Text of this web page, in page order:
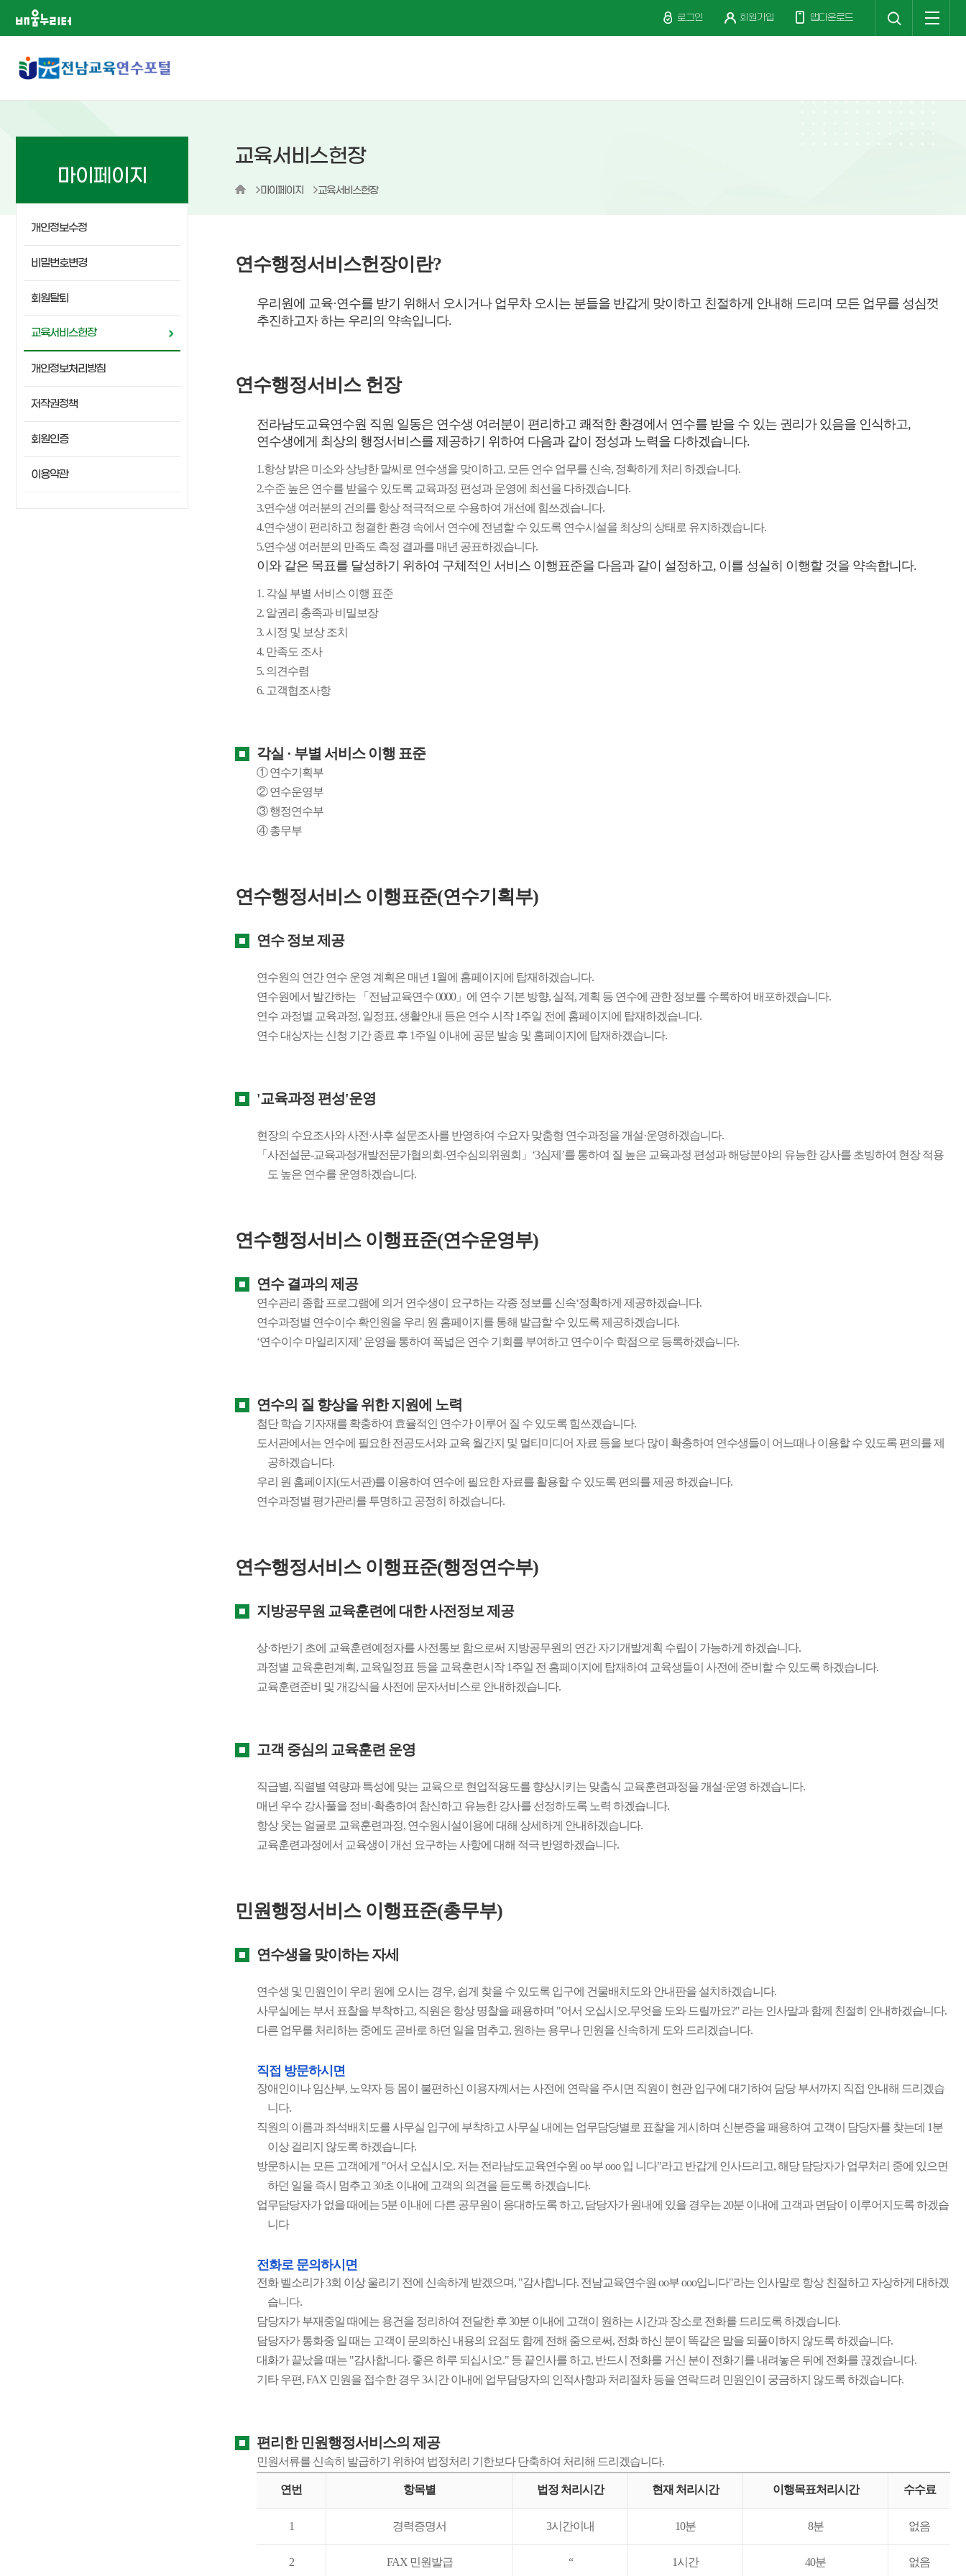
로그인 회원가입 앱다운로드
뉴
마이페이지
개인정보수정
비밀번호변경
회원탈퇴
교육서비스헌장
개인정보처리방침
저작권정책
회원인증
이용약관
교육서비스헌장
마이페이지 교육서비스헌장
연수행정서비스헌장이란?
우리원에 교육·연수를 받기 위해서 오시거나 업무차 오시는 분들을 반갑게 맞이하고 친절하게 안내해 드리며 모든 업무를 성심껏
추진하고자 하는 우리의 약속입니다.
연수행정서비스 헌장
전라남도교육연수원 직원 일동은 연수생 여러분이 편리하고 쾌적한 환경에서 연수를 받을 수 있는 권리가 있음을 인식하고,
연수생에게 최상의 행정서비스를 제공하기 위하여 다음과 같이 정성과 노력을 다하겠습니다.
1.항상 밝은 미소와 상냥한 말씨로 연수생을 맞이하고, 모든 연수 업무를 신속, 정확하게 처리 하겠습니다.
2.수준 높은 연수를 받을수 있도록 교육과정 편성과 운영에 최선을 다하겠습니다.
3.연수생 여러분의 건의를 항상 적극적으로 수용하여 개선에 힘쓰겠습니다.
4.연수생이 편리하고 청결한 환경 속에서 연수에 전념할 수 있도록 연수시설을 최상의 상태로 유지하겠습니다.
5.연수생 여러분의 만족도 측정 결과를 매년 공표하겠습니다.
이와 같은 목표를 달성하기 위하여 구체적인 서비스 이행표준을 다음과 같이 설정하고, 이를 성실히 이행할 것을 약속합니다.
1. 각실 부별 서비스 이행 표준
2. 알권리 충족과 비밀보장
3. 시정 및 보상 조치
4. 만족도 조사
5. 의견수렴
6. 고객협조사항
각실 · 부별 서비스 이행 표준
① 연수기획부
② 연수운영부
③ 행정연수부
④ 총무부
연수행정서비스 이행표준(연수기획부)
연수 정보 제공
연수원의 연간 연수 운영 계획은 매년 1월에 홈페이지에 탑재하겠습니다.
연수원에서 발간하는 「전남교육연수 0000」에 연수 기본 방향, 실적, 계획 등 연수에 관한 정보를 수록하여 배포하겠습니다.
연수 과정별 교육과정, 일정표, 생활안내 등은 연수 시작 1주일 전에 홈페이지에 탑재하겠습니다.
연수 대상자는 신청 기간 종료 후 1주일 이내에 공문 발송 및 홈페이지에 탑재하겠습니다.
'교육과정 편성'운영
현장의 수요조사와 사전·사후 설문조사를 반영하여 수요자 맞춤형 연수과정을 개설·운영하겠습니다.
「사전설문-교육과정개발전문가협의회-연수심의위원회」‘3심제’를 통하여 질 높은 교육과정 편성과 해당분야의 유능한 강사를 초빙하여 현장 적용
도 높은 연수를 운영하겠습니다.
연수행정서비스 이행표준(연수운영부)
연수 결과의 제공
연수관리 종합 프로그램에 의거 연수생이 요구하는 각종 정보를 신속‘정확하게 제공하겠습니다.
연수과정별 연수이수 확인원을 우리 원 홈페이지를 통해 발급할 수 있도록 제공하겠습니다.
‘연수이수 마일리지제’ 운영을 통하여 폭넓은 연수 기회를 부여하고 연수이수 학점으로 등록하겠습니다.
연수의 질 향상을 위한 지원에 노력
첨단 학습 기자재를 확충하여 효율적인 연수가 이루어 질 수 있도록 힘쓰겠습니다.
도서관에서는 연수에 필요한 전공도서와 교육 월간지 및 멀티미디어 자료 등을 보다 많이 확충하여 연수생들이 어느때나 이용할 수 있도록 편의를 제
공하겠습니다.
우리 원 홈페이지(도서관)를 이용하여 연수에 필요한 자료를 활용할 수 있도록 편의를 제공 하겠습니다.
연수과정별 평가관리를 투명하고 공정히 하겠습니다.
연수행정서비스 이행표준(행정연수부)
지방공무원 교육훈련에 대한 사전정보 제공
상·하반기 초에 교육훈련예정자를 사전통보 함으로써 지방공무원의 연간 자기개발계획 수립이 가능하게 하겠습니다.
과정별 교육훈련계획, 교육일정표 등을 교육훈련시작 1주일 전 홈페이지에 탑재하여 교육생들이 사전에 준비할 수 있도록 하겠습니다.
교육훈련준비 및 개강식을 사전에 문자서비스로 안내하겠습니다.
고객 중심의 교육훈련 운영
직급별, 직렬별 역량과 특성에 맞는 교육으로 현업적용도를 향상시키는 맞춤식 교육훈련과정을 개설·운영 하겠습니다.
매년 우수 강사풀을 정비·확충하여 참신하고 유능한 강사를 선정하도록 노력 하겠습니다.
항상 웃는 얼굴로 교육훈련과정, 연수원시설이용에 대해 상세하게 안내하겠습니다.
교육훈련과정에서 교육생이 개선 요구하는 사항에 대해 적극 반영하겠습니다.
민원행정서비스 이행표준(총무부)
연수생을 맞이하는 자세
연수생 및 민원인이 우리 원에 오시는 경우, 쉽게 찾을 수 있도록 입구에 건물배치도와 안내판을 설치하겠습니다.
사무실에는 부서 표찰을 부착하고, 직원은 항상 명찰을 패용하며 "어서 오십시오.무엇을 도와 드릴까요?" 라는 인사말과 함께 친절히 안내하겠습니다.
다른 업무를 처리하는 중에도 곧바로 하던 일을 멈추고, 원하는 용무나 민원을 신속하게 도와 드리겠습니다.
직접 방문하시면
장애인이나 임산부, 노약자 등 몸이 불편하신 이용자께서는 사전에 연락을 주시면 직원이 현관 입구에 대기하여 담당 부서까지 직접 안내해 드리겠습
니다.
직원의 이름과 좌석배치도를 사무실 입구에 부착하고 사무실 내에는 업무담당별로 표찰을 게시하며 신분증을 패용하여 고객이 담당자를 찾는데 1분
이상 걸리지 않도록 하겠습니다.
방문하시는 모든 고객에게 "어서 오십시오. 저는 전라남도교육연수원 oo 부 ooo 입 니다"라고 반갑게 인사드리고, 해당 담당자가 업무처리 중에 있으면
하던 일을 즉시 멈추고 30초 이내에 고객의 의견을 듣도록 하겠습니다.
업무담당자가 없을 때에는 5분 이내에 다른 공무원이 응대하도록 하고, 담당자가 원내에 있을 경우는 20분 이내에 고객과 면담이 이루어지도록 하겠습
니다
전화로 문의하시면
전화 벨소리가 3회 이상 울리기 전에 신속하게 받겠으며, "감사합니다. 전남교육연수원 oo부 ooo입니다"라는 인사말로 항상 친절하고 자상하게 대하겠
습니다.
담당자가 부재중일 때에는 용건을 정리하여 전달한 후 30분 이내에 고객이 원하는 시간과 장소로 전화를 드리도록 하겠습니다.
담당자가 통화중 일 때는 고객이 문의하신 내용의 요점도 함께 전해 줌으로써, 전화 하신 분이 똑같은 말을 되풀이하지 않도록 하겠습니다.
대화가 끝났을 때는 "감사합니다. 좋은 하루 되십시오." 등 끝인사를 하고, 반드시 전화를 거신 분이 전화기를 내려놓은 뒤에 전화를 끊겠습니다.
기타 우편, FAX 민원을 접수한 경우 3시간 이내에 업무담당자의 인적사항과 처리절차 등을 연락드려 민원인이 궁금하지 않도록 하겠습니다.
편리한 민원행정서비스의 제공
민원서류를 신속히 발급하기 위하여 법정처리 기한보다 단축하여 처리해 드리겠습니다.
연번 항목별 법정 처리시간 현재 처리시간 이행목표처리시간 수수료
1 경력증명서 3시간이내 10분 8분 없음
2 FAX 민원발급 “ 1시간 40분 없음